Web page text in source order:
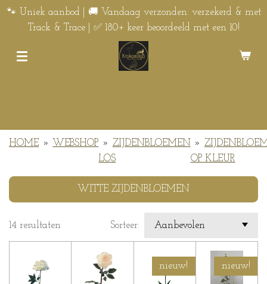
Ga
direct
🐾 Uniek aanbod | 🚚 Vandaag verzonden: verzekerd & met
Track & Trace | ✅ 180+ keer beoordeeld met een 10!
HOME » WEBSHOP » ZIJDENBLOEMEN
LOS
»
OP KLEUR
WITTE ZIJDENBLOEMEN
14 resultaten Sorteer:
nieuw! nieuw!